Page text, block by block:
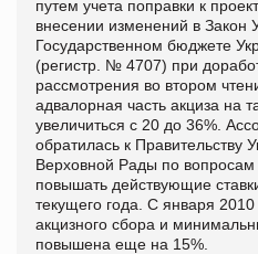
путем учета поправки к
внесении изменений в Закон
Государственном бюджете
(регистр. № 4707) при
рассмотрения во втором
адвалорная часть акциза на
увеличиться с 20 до 36%.
обратилась к Правительству
Верховной Рады по
повышать действующие
текущего года. С января
акцизного сбора и
повышена еще на 15%.